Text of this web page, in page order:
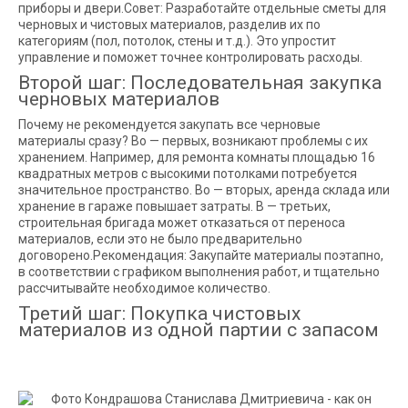
приборы и двери.Совет: Разработайте отдельные сметы для
черновых и чистовых материалов, разделив их по
категориям (пол, потолок, стены и т.д.). Это упростит
управление и поможет точнее контролировать расходы.
Второй шаг: Последовательная закупка
черновых материалов
Почему не рекомендуется закупать все черновые
материалы сразу? Во — первых, возникают проблемы с их
хранением. Например, для ремонта комнаты площадью 16
квадратных метров с высокими потолками потребуется
значительное пространство. Во — вторых, аренда склада или
хранение в гараже повышает затраты. В — третьих,
строительная бригада может отказаться от переноса
материалов, если это не было предварительно
договорено.Рекомендация: Закупайте материалы поэтапно,
в соответствии с графиком выполнения работ, и тщательно
рассчитывайте необходимое количество.
Третий шаг: Покупка чистовых
материалов из одной партии с запасом